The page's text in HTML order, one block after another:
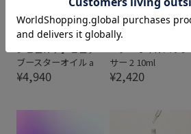
L&B
【SINN PURETE｜シ
ンピュルテ】ピュア
ブースターオイル a
¥4,940
L&B
【SENN｜セン】ウォ
ーターオイルバラン
サー 2 10ml
¥2,420